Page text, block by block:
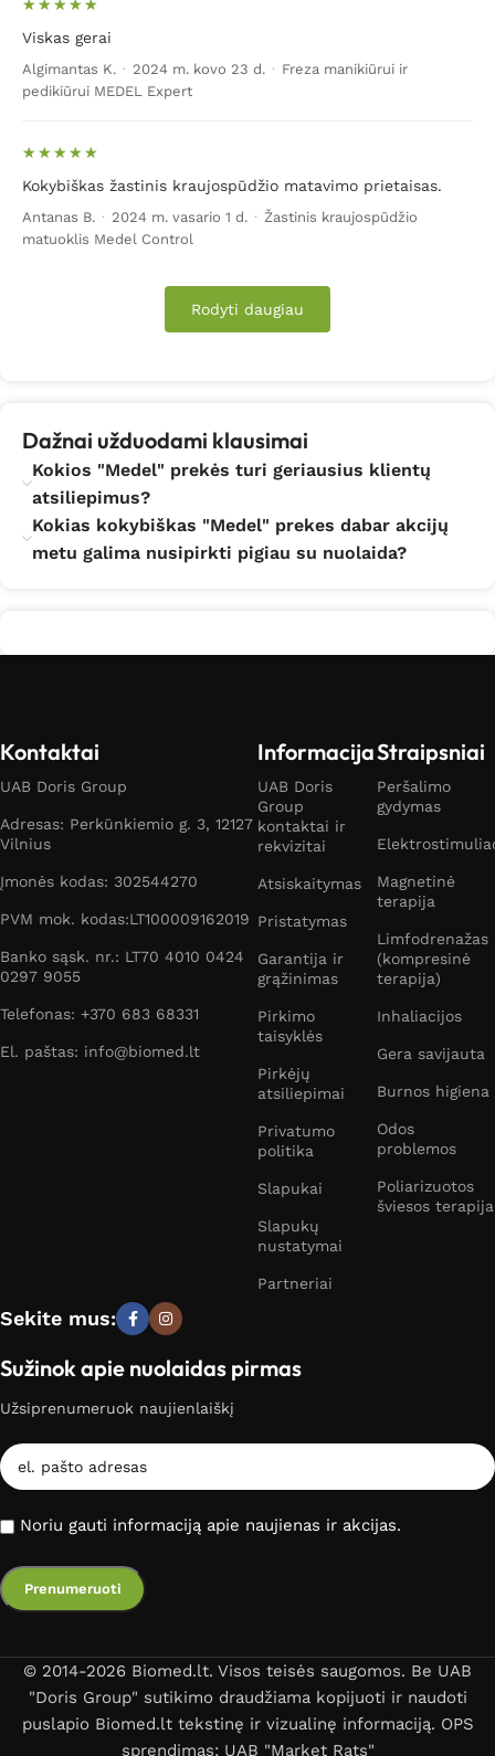
Viskas gerai
Algimantas K. · 2024 m. kovo 23 d. · Freza manikiūrui ir
pedikiūrui MEDEL Expert
Kokybiškas žastinis kraujospūdžio matavimo prietaisas.
Antanas B. · 2024 m. vasario 1 d. · Žastinis kraujospūdžio
matuoklis Medel Control
Rodyti daugiau
Dažnai užduodami klausimai
Kokios "Medel" prekės turi geriausius klientų
atsiliepimus?
Kokias kokybiškas "Medel" prekes dabar akcijų
metu galima nusipirkti pigiau su nuolaida?
Kontaktai
UAB Doris Group
Adresas: Perkūnkiemio g. 3, 12127
Vilnius
Įmonės kodas: 302544270
PVM mok. kodas:LT100009162019
Banko sąsk. nr.: LT70 4010 0424
0297 9055
Telefonas: +370 683 68331
El. paštas: info@biomed.lt
Informacija
UAB Doris
Group
kontaktai ir
rekvizitai
Atsiskaitymas
Pristatymas
Garantija ir
grąžinimas
Pirkimo
taisyklės
Pirkėjų
atsiliepimai
Privatumo
politika
Slapukai
Slapukų
nustatymai
Partneriai
Straipsniai
Peršalimo
gydymas
Magnetinė
terapija
Limfodrenažas
(kompresinė
terapija)
Inhaliacijos
Gera savijauta
Burnos higiena
Odos
problemos
Poliarizuotos
šviesos terapija
Sekite mus:
Sužinok apie nuolaidas pirmas
Užsiprenumeruok naujienlaiškį
Noriu gauti informaciją apie naujienas ir akcijas.
© 2014-2026 Biomed.lt. Visos teisės saugomos. Be UAB
"Doris Group" sutikimo draudžiama kopijuoti ir naudoti
puslapio Biomed.lt tekstinę ir vizualinę informaciją. OPS
sprendimas: UAB "Market Rats"